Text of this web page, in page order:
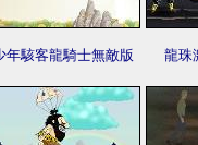
年駭客龍騎士無敵版 龍珠